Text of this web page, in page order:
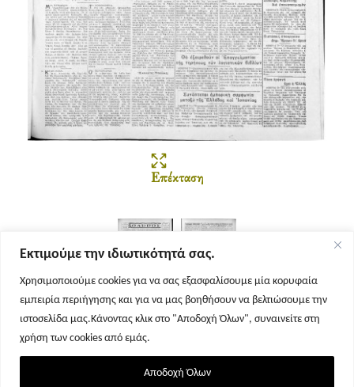
Εκτιμούμε την ιδιωτικότητά σας.
Χρησιμοποιούμε cookies για να σας εξασφαλίσουμε μία κορυφαία
εμπειρία περιήγησης και για να μας βοηθήσουν να βελτιώσουμε την
ιστοσελίδα μας.Κάνοντας κλικ στο "Αποδοχή Όλων", συναινείτε στη
χρήση των cookies από εμάς.
Αποδοχή Όλων
Επέκταση
Σελίδα 1 Σελίδα 2